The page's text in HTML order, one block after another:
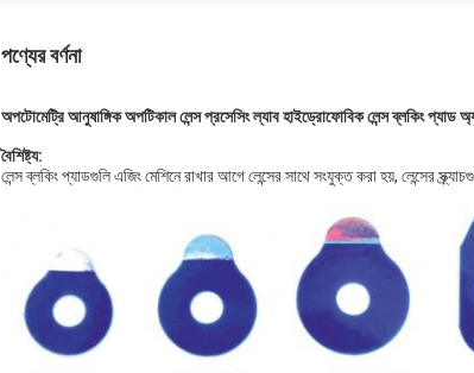
পণ্যের বর্ণনা
অপটোমেট্রি আনুষাঙ্গিক অপটিকাল লেন্স প্রসেসিং ল্যাব হাইড্রোফোবিক লেন্স ব্লকিং প্যাড
বৈশিষ্ট্য:
লেন্স ব্লকিং প্যাডগুলি এজিং মেশিনে রাখার আগে লেন্সের সাথে সংযুক্ত করা হয়, লেন্সের